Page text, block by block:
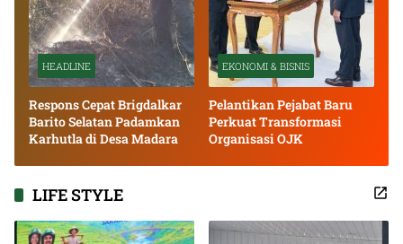
HEADLINE
Respons Cepat Brigdalkar
Barito Selatan Padamkan
Karhutla di Desa Madara
EKONOMI & BISNIS
Pelantikan Pejabat Baru
Perkuat Transformasi
Organisasi OJK
LIFE STYLE